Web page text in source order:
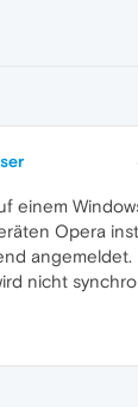
einem
Opera
angemeldet.
nicht